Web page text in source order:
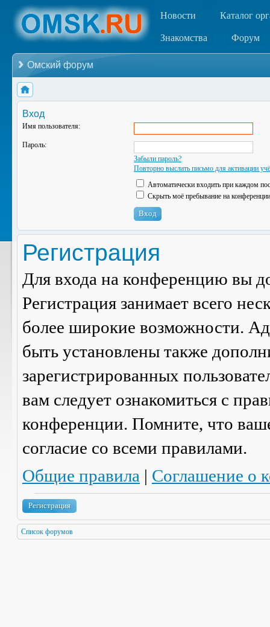
Новости Каталог
Знакомства Форум
Омский форум
Вход
Имя пользователя:
Пароль:
Забыли пароль?
Повторно выслать письмо для активации
Автоматически входить при каждом
Скрыть моё пребывание на
Регистрация
Для входа на конференцию вы
Регистрация занимает всего
более широкие возможности.
быть установлены также
зарегистрированных
вам следует ознакомиться с
конференции. Помните, что
согласие со всеми правилами.
Общие правила | Соглашение о
Регистрация
Список форумов